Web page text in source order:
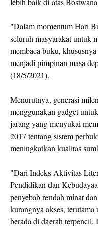
"Dalam momentum Hari
seluruh masyarakat untuk
membaca buku,
menjadi pimpinan masa
(18/5/2021).
Menurutnya, generasi
menggunakan gadget
jarang yang menyukai
2017 tentang sistem
meningkatkan kualitas
"Dari Indeks Aktivitas
Pendidikan dan
penyebab rendah minat
kurangnya akses,
berada di daerah